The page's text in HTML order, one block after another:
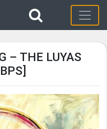
– THE LUYAS